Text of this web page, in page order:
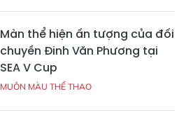
Màn thể hiện ấn tượng của đối
chuyền Đinh Văn Phương tại
SEA V Cup
MUÔN MÀU THỂ THAO